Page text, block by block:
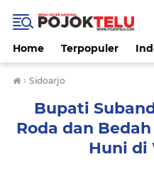
Home Terpopuler
› Sidoarjo
Bupati
Roda dan
Huni di